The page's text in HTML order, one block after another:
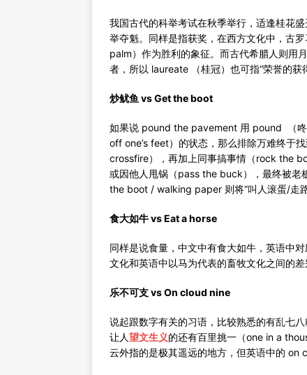
我国古代的科举考试在秋季举行，适逢桂花
举夺魁。同样是指获奖，在西方文化中，古
palm）作为胜利的象征。而古代希腊人则用
者，所以 laureate （桂冠）也可指“荣誉的获
炒鱿鱼 vs Get the boot
如果说 pound the pavement 用 pound （咚
off one’s feet）的状态，那么排除万难终于
crossfire），再加上同事搞事情（rock the
或因他人甩锅（pass the buck），最终被老
the boot / walking paper 则将“叫人滚蛋/走
食大如牛 vs Eat a horse
同样是说食量，中文中有食大如牛，英语中
文化和英语中以马为代表的畜牧文化之间的差
乐不可支 vs On cloud nine
说起跟数字有关的习语，比较熟悉的有乱七
让人望文生义的还有百里挑一（one in a
云外指的是极其遥远的地方，但英语中的 on